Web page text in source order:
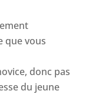
que vous
donc pas
du jeune